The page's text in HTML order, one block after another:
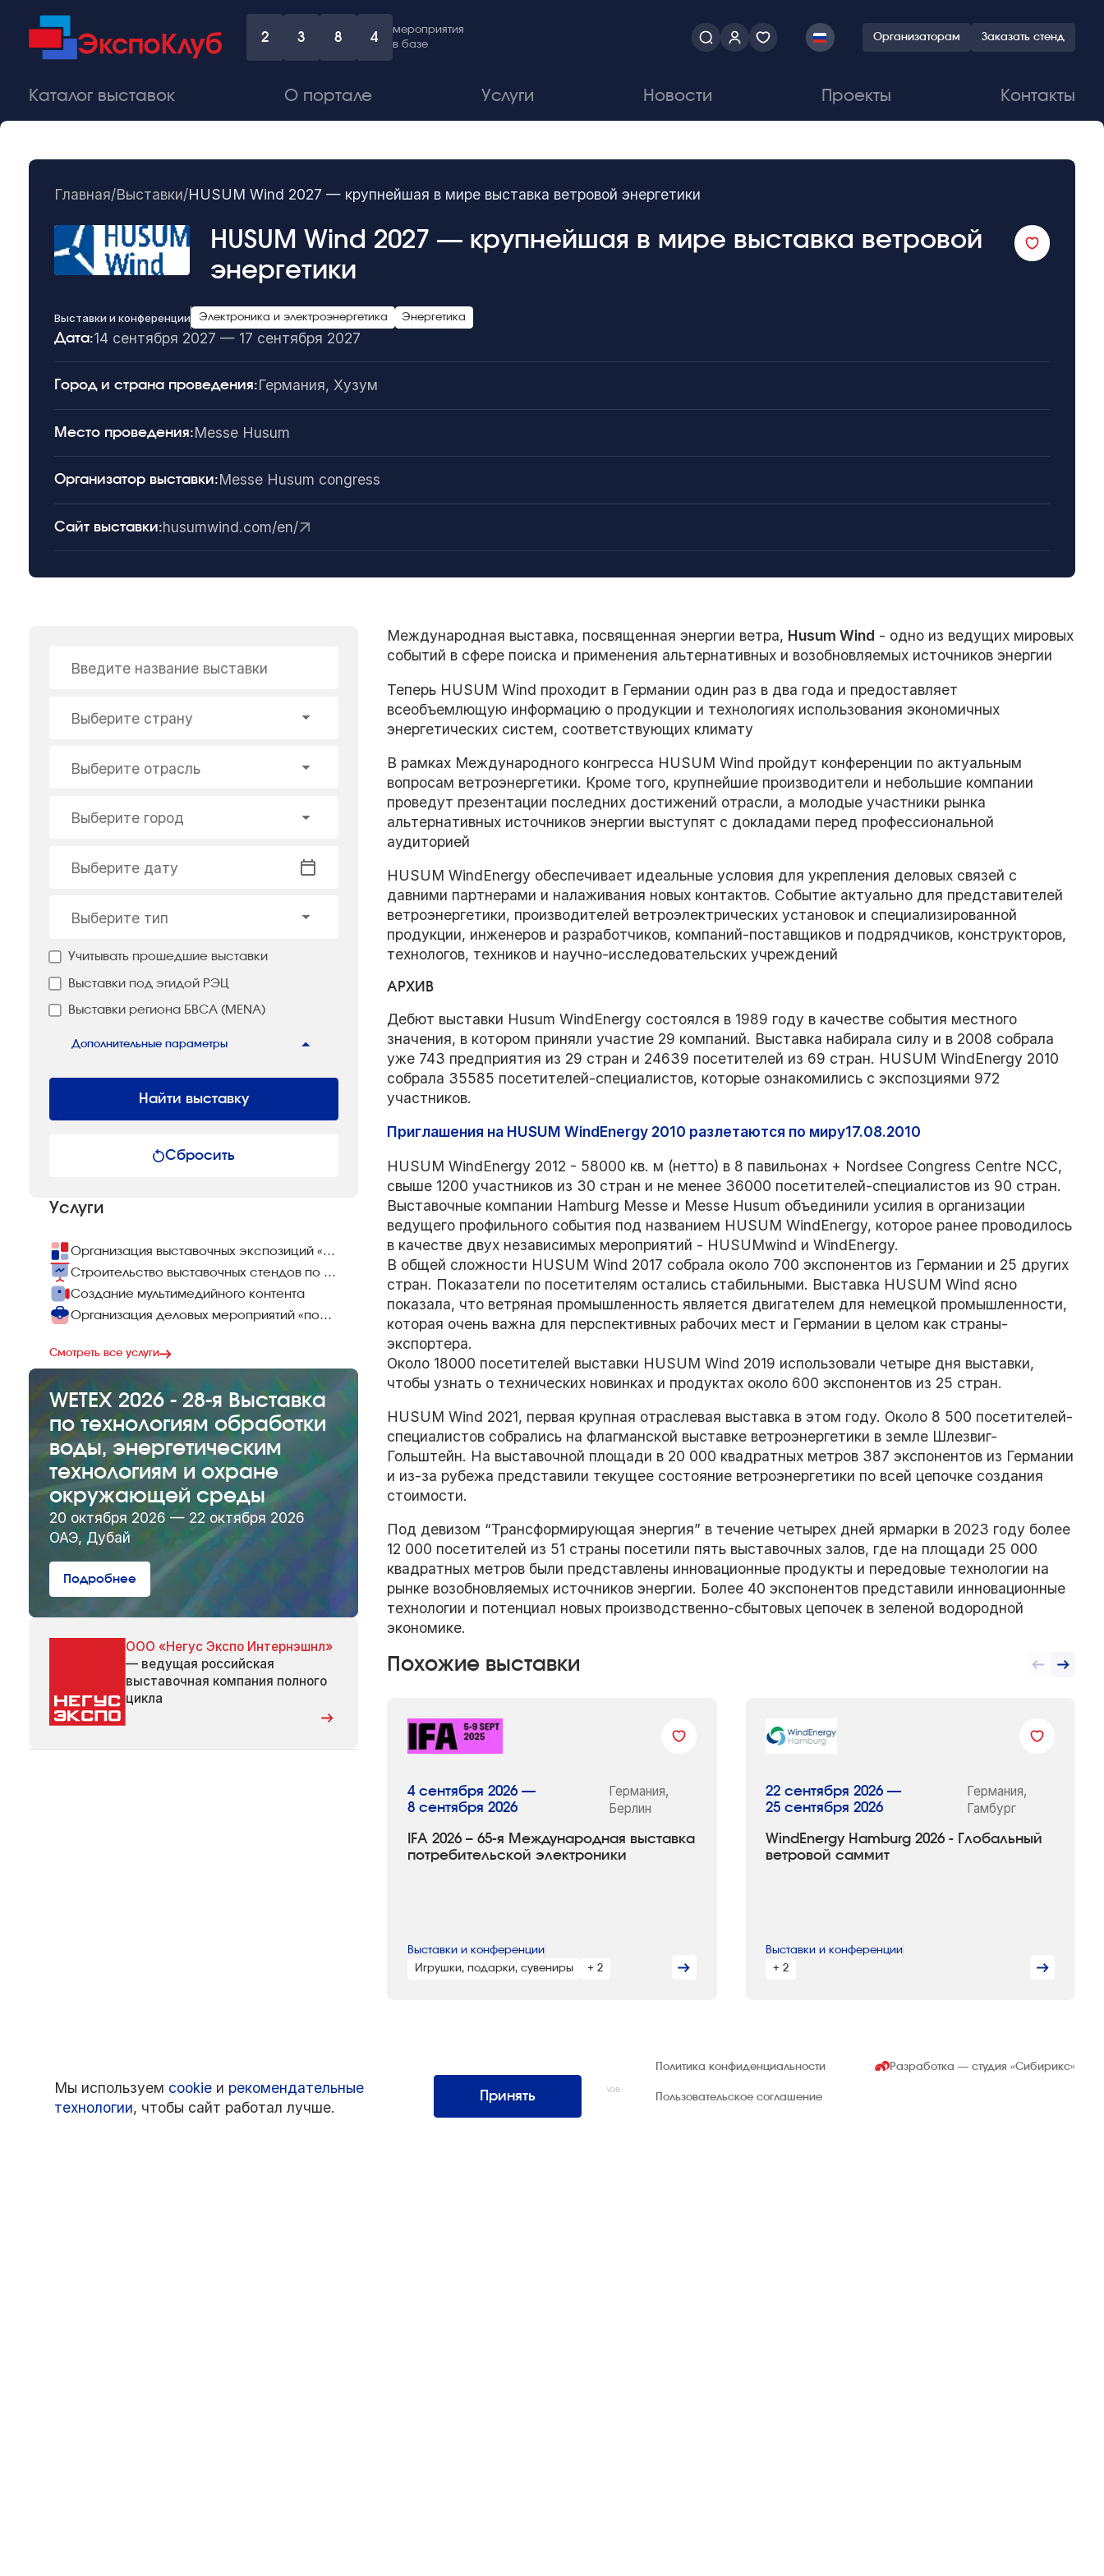
2 3 8 4
мероприятия
в базе
Организаторам Заказать стенд
Каталог выставок О портале Услуги Новости Проекты Контакты
Главная/Выставки/HUSUM Wind 2027 — крупнейшая в мире выставка ветровой энергетики
HUSUM Wind 2027 — крупнейшая в мире выставка ветровой
энергетики
Выставки и конференции Электроника и электроэнергетика Энергетика
Дата:14 сентября 2027 — 17 сентября 2027
Город и страна проведения:Германия, Хузум
Место проведения:Messe Husum
Организатор выставки:Messe Husum congress
Сайт выставки:husumwind.com/en/
Введите название выставки
Выберите страну
Выберите отрасль
Выберите город
Выберите дату
Выберите тип
Учитывать прошедшие выставки
Выставки под эгидой РЭЦ
Выставки региона БВСА (MENA)
Дополнительные параметры
Найти выставку
Сбросить
Услуги
Организация выставочных экспозиций «под ключ»
Строительство выставочных стендов по всему миру
Создание мультимедийного контента
Организация деловых мероприятий «под ключ»
Смотреть все услуги
WETEX 2026 - 28-я Выставка
по технологиям обработки
воды, энергетическим
технологиям и охране
окружающей среды
20 октября 2026 — 22 октября 2026
ОАЭ, Дубай
Подробнее
ООО «Негус Экспо Интернэшнл»
— ведущая российская
выставочная компания полного
цикла
Международная выставка, посвященная энергии ветра, Husum Wind - одно из ведущих мировых
событий в сфере поиска и применения альтернативных и возобновляемых источников энергии
Теперь HUSUM Wind проходит в Германии один раз в два года и предоставляет
всеобъемлющую информацию о продукции и технологиях использования экономичных
энергетических систем, соответствующих климату
В рамках Международного конгресса HUSUM Wind пройдут конференции по актуальным
вопросам ветроэнергетики. Кроме того, крупнейшие производители и небольшие компании
проведут презентации последних достижений отрасли, а молодые участники рынка
альтернативных источников энергии выступят с докладами перед профессиональной
аудиторией
HUSUM WindEnergy обеспечивает идеальные условия для укрепления деловых связей с
давними партнерами и налаживания новых контактов. Событие актуально для представителей
ветроэнергетики, производителей ветроэлектрических установок и специализированной
продукции, инженеров и разработчиков, компаний-поставщиков и подрядчиков, конструкторов,
технологов, техников и научно-исследовательских учреждений
АРХИВ
Дебют выставки Husum WindEnergy состоялся в 1989 году в качестве события местного
значения, в котором приняли участие 29 компаний. Выставка набирала силу и в 2008 собрала
уже 743 предприятия из 29 стран и 24639 посетителей из 69 стран. HUSUM WindEnergy 2010
собрала 35585 посетителей-специалистов, которые ознакомились с экспозциями 972
участников.
Приглашения на HUSUM WindEnergy 2010 разлетаются по миру17.08.2010
HUSUM WindEnergy 2012 - 58000 кв. м (нетто) в 8 павильонах + Nordsee Congress Centre NCC,
свыше 1200 участников из 30 стран и не менее 36000 посетителей-специалистов из 90 стран.
Выставочные компании Hamburg Messe и Messe Husum объединили усилия в организации
ведущего профильного события под названием HUSUM WindEnergy, которое ранее проводилось
в качестве двух независимых мероприятий - HUSUMwind и WindEnergy.
В общей сложности HUSUM Wind 2017 собрала около 700 экспонентов из Германии и 25 других
стран. Показатели по посетителям остались стабильными. Выставка HUSUM Wind ясно
показала, что ветряная промышленность является двигателем для немецкой промышленности,
которая очень важна для перспективных рабочих мест и Германии в целом как страны-
экспортера.
Около 18000 посетителей выставки HUSUM Wind 2019 использовали четыре дня выставки,
чтобы узнать о технических новинках и продуктах около 600 экспонентов из 25 стран.
HUSUM Wind 2021, первая крупная отраслевая выставка в этом году. Около 8 500 посетителей-
специалистов собрались на флагманской выставке ветроэнергетики в земле Шлезвиг-
Гольштейн. На выставочной площади в 20 000 квадратных метров 387 экспонентов из Германии
и из-за рубежа представили текущее состояние ветроэнергетики по всей цепочке создания
стоимости.
Под девизом “Трансформирующая энергия” в течение четырех дней ярмарки в 2023 году более
12 000 посетителей из 51 страны посетили пять выставочных залов, где на площади 25 000
квадратных метров были представлены инновационные продукты и передовые технологии на
рынке возобновляемых источников энергии. Более 40 экспонентов представили инновационные
технологии и потенциал новых производственно-сбытовых цепочек в зеленой водородной
экономике.
Похожие выставки
IFA 2026 – 65-я Международная выставка
потребительской электроники
4 сентября 2026 —
8 сентября 2026
Германия,
Берлин
Выставки и конференции
Игрушки, подарки, сувениры
+ 2
WindEnergy Hamburg 2026 - Глобальный
ветровой саммит
22 сентября 2026 —
25 сентября 2026
Германия,
Гамбург
Выставки и конференции
+ 2
Интернэшнл»
Все права защищены. Использование материалов
возможно только со ссылкой на источник.
Политика конфиденциальности
Пользовательское соглашение
Разработка — студия«Сибирикс»
Мы используем cookie и рекомендательные
технологии, чтобы сайт работал лучше.
Принять